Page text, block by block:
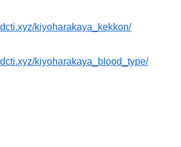
kiyoharakaya_kekkon/
kiyoharakaya_blood_type/